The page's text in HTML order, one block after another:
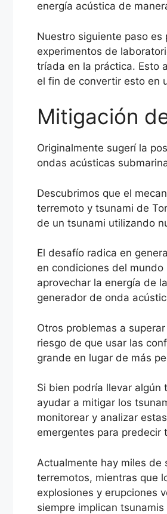
energía acústica de
Nuestro siguiente paso es
experimentos de
tríada en la práctica. Esto
el fin de convertir esto en
Mitigación
Originalmente sugerí la
ondas acústicas
Descubrimos que el
terremoto y tsunami de
de un tsunami utilizando
El desafío radica en
en condiciones del
aprovechar la energía de
generador de onda
Otros problemas a
riesgo de que usar las
grande en lugar de más
Si bien podría llevar
ayudar a mitigar los
monitorear y analizar
emergentes para predecir
Actualmente hay miles de
terremotos, mientras que
explosiones y erupciones
siempre implican